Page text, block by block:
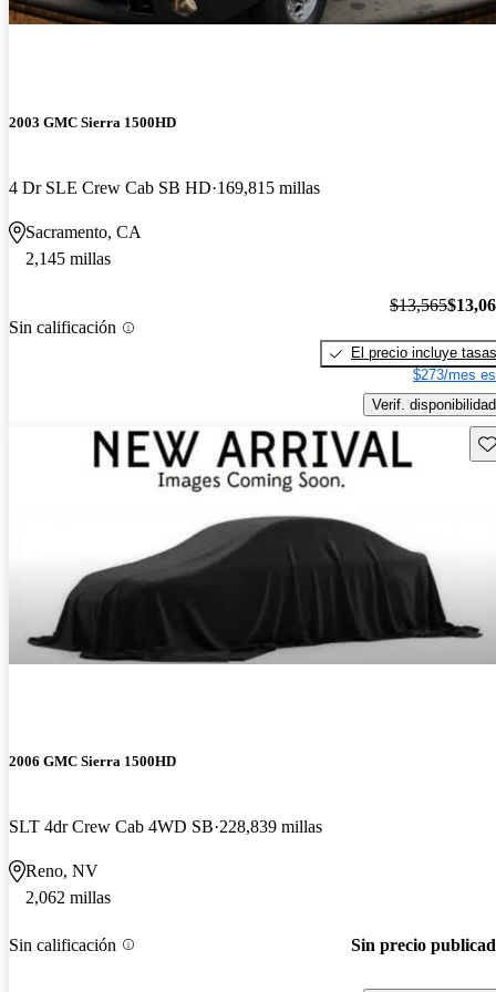
2003 GMC Sierra 1500HD
4 Dr SLE Crew Cab SB HD 169,815 millas
Sacramento, CA
2,145 millas
Sin calificación
$13,565
El precio incluye tasas
$273/mes
Verif. disponibilidad
2006 GMC Sierra 1500HD
SLT 4dr Crew Cab 4WD SB 228,839 millas
Reno, NV
2,062 millas
Sin calificación Sin precio